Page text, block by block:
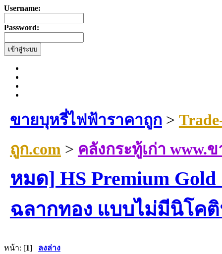
Username:
Password:
ขายบุหรี่ไฟฟ้าราคาถูก >
ถูก.com> คลังกระทู้เก่า www.
หมด] HS Premium Gold
ฉลากทอง แบบไม่มีนิโค
หน้า: [1] ลงล่าง